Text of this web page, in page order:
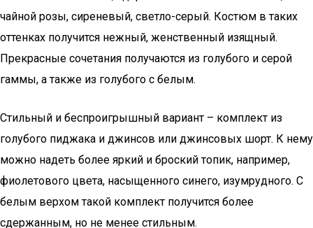
чайной розы, сиреневый, светло-серый. Костюм в таких
оттенках получится нежный, женственный изящный.
Прекрасные сочетания получаются из голубого и серой
гаммы, а также из голубого с белым.
Стильный и беспроигрышный вариант – комплект из
голубого пиджака и джинсов или джинсовых шорт. К нему
можно надеть более яркий и броский топик, например,
фиолетового цвета, насыщенного синего, изумрудного. С
белым верхом такой комплект получится более
сдержанным, но не менее стильным.